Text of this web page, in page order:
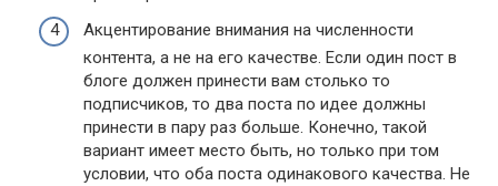
Акцентирование внимания на численности
контента, а не на его качестве. Если один пост в
блоге должен принести вам столько то
подписчиков, то два поста по идее должны
принести в пару раз больше. Конечно, такой
вариант имеет место быть, но только при том
условии, что оба поста одинакового качества. Не